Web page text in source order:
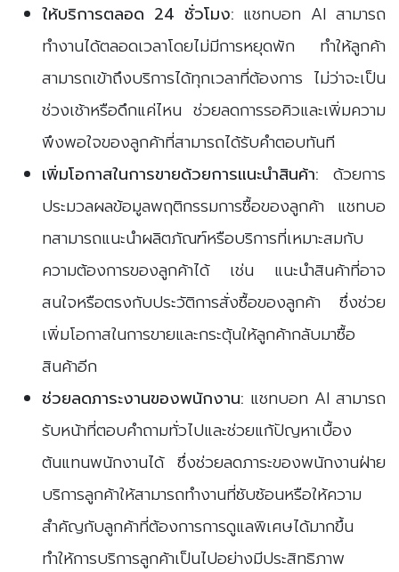
ให้บริการตลอด 24 ชั่วโมง: แชทบอท AI สามารถ
ทำงานได้ตลอดเวลาโดยไม่มีการหยุดพัก ทำให้ลูกค้า
สามารถเข้าถึงบริการได้ทุกเวลาที่ต้องการ ไม่ว่าจะเป็น
ช่วงเช้าหรือดึกแค่ไหน ช่วยลดการรอคิวและเพิ่มความ
พึงพอใจของลูกค้าที่สามารถได้รับคำตอบทันที
เพิ่มโอกาสในการขายด้วยการแนะนำสินค้า: ด้วยการ
ประมวลผลข้อมูลพฤติกรรมการซื้อของลูกค้า แชทบอ
ทสามารถแนะนำผลิตภัณฑ์หรือบริการที่เหมาะสมกับ
ความต้องการของลูกค้าได้ เช่น แนะนำสินค้าที่อาจ
สนใจหรือตรงกับประวัติการสั่งซื้อของลูกค้า ซึ่งช่วย
เพิ่มโอกาสในการขายและกระตุ้นให้ลูกค้ากลับมาซื้อ
สินค้าอีก
ช่วยลดภาระงานของพนักงาน: แชทบอท AI สามารถ
รับหน้าที่ตอบคำถามทั่วไปและช่วยแก้ปัญหาเบื้อง
ต้นแทนพนักงานได้ ซึ่งช่วยลดภาระของพนักงานฝ่าย
บริการลูกค้าให้สามารถทำงานที่ซับซ้อนหรือให้ความ
สำคัญกับลูกค้าที่ต้องการการดูแลพิเศษได้มากขึ้น
ทำให้การบริการลูกค้าเป็นไปอย่างมีประสิทธิภาพ